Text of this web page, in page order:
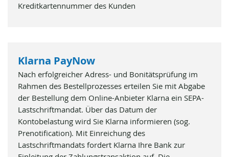
Kreditkartennummer des Kunden
Klarna PayNow
Nach erfolgreicher Adress- und Bonitätsprüfung im
Rahmen des Bestellprozesses erteilen Sie mit Abgabe
der Bestellung dem Online-Anbieter Klarna ein SEPA-
Lastschriftmandat. Über das Datum der
Kontobelastung wird Sie Klarna informieren (sog.
Prenotification). Mit Einreichung des
Lastschriftmandats fordert Klarna Ihre Bank zur